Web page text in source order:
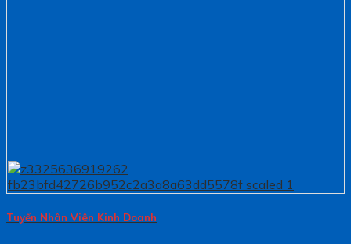
Tuyển Nhân Viên Kinh Doanh